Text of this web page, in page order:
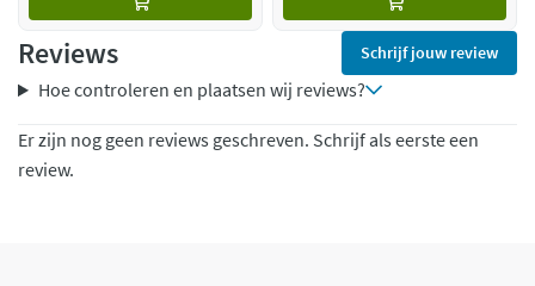
Reviews Schrijf jouw review
Hoe controleren en plaatsen wij reviews?
Er zijn nog geen reviews geschreven. Schrijf als eerste een
review.